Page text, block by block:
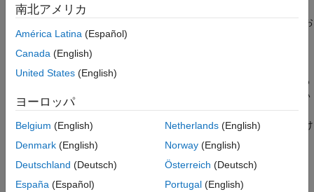
パフォーマンスの最適化とトラブルシュー
ティング
大規模モデルのコンパイル時間の短縮
実行時パラメーター
シミュレーション速度を向上させるため
トラブルシューティング
アドオン製品のライセンス管理
ようになります。Simscape™ 実行時パラメーターにより、C コ
ードを再生成することなく、シミュレーション タスクの高速化お
よびパラメーター値の変更を行えます。
むモデルを制限モードで開き、シミュレーションや保存ができる
ようになります。アドオン製品がマシンにインストールされてい
れば、製品のライセンスをチェックアウトする必要はありませ
ん。シミュレーション モデルをチームや組織全体でコストをかけ
ずに配布できるようにすることが目的です。
よく参照されるトピック
南北アメリカ
América Latina (Español)
Canada (English)
United States (English)
ヨーロッパ
Belgium (English)
Denmark (English)
Deutschland (Deutsch)
España (Español)
Netherlands(English)
Norway(English)
Österreich (Deutsch)
Portugal(English)